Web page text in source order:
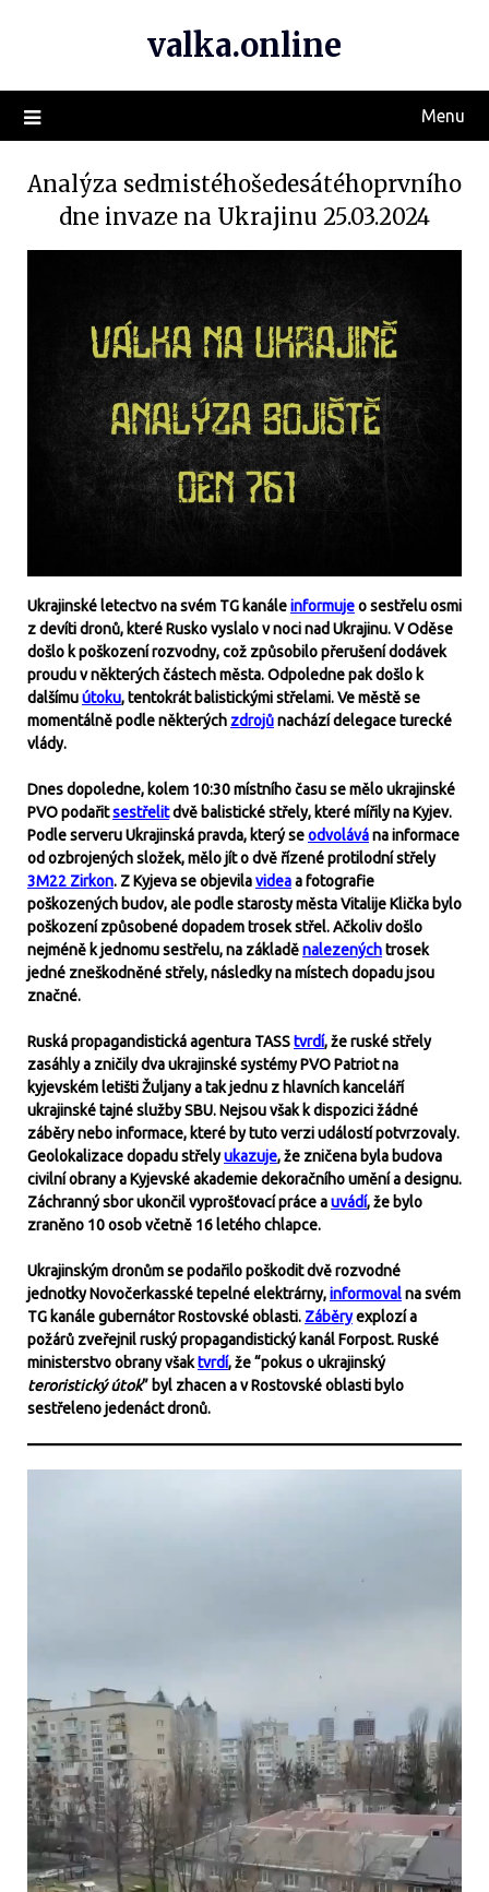
valka.online
Menu
Analýza sedmistéhošedesátéhoprvního
dne invaze na Ukrajinu 25.03.2024
Ukrajinské letectvo na svém TG kanáleinformujeo sestřelu osmi
z devíti dronů, které Rusko vyslalo v noci nad Ukrajinu. V Oděse
došlo k poškození rozvodny, což způsobilo přerušení dodávek
proudu v některých částech města. Odpoledne pak došlo k
dalšímuútoku, tentokrát balistickými střelami. Ve městě se
momentálně podle některých zdrojůnachází delegace turecké
vlády.
Dnes dopoledne, kolem 10:30 místního času se mělo ukrajinské
PVO podařitsestřelitdvě balistické střely, které mířily na Kyjev.
Podle serveru Ukrajinská pravda, který seodvolávána informace
od ozbrojených složek, mělo jít o dvě řízené protilodní střely
3M22 Zirkon. Z Kyjeva se objevilavideaa fotografie
poškozených budov, ale podle starosty města Vitalije Klička bylo
poškození způsobené dopadem trosek střel. Ačkoliv došlo
nejméně k jednomu sestřelu, na základěnalezenýchtrosek
jedné zneškodněné střely, následky na místech dopadu jsou
značné.
Ruská propagandistická agentura TASStvrdí, že ruské střely
zasáhly a zničily dva ukrajinské systémy PVO Patriot na
kyjevském letišti Žuljany a tak jednu z hlavních kanceláří
ukrajinské tajné služby SBU. Nejsou však k dispozici žádné
záběry nebo informace, které by tuto verzi událostí potvrzovaly.
Geolokalizace dopadu střelyukazuje, že zničena byla budova
civilní obrany a Kyjevské akademie dekoračního umění a designu.
Záchranný sbor ukončil vyprošťovací práce auvádí, že bylo
zraněno 10 osob včetně 16 letého chlapce.
Ukrajinským dronům se podařilo poškodit dvě rozvodné
jednotky Novočerkasské tepelné elektrárny,informovalna svém
TG kanále gubernátor Rostovské oblasti. Záběryexplozí a
požárů zveřejnil ruský propagandistický kanál Forpost. Ruské
ministerstvo obrany všaktvrdí, že “pokus o ukrajinský
teroristický útok” byl zhacen a v Rostovské oblasti bylo
sestřeleno jedenáct dronů.